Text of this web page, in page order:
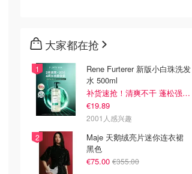
大家都在抢
Rene Furterer 新版小白珠洗发
水 500ml
补货速抢！清爽不干 蓬松强韧秀发
€19.89
2001人感兴趣
Maje 天鹅绒亮片迷你连衣裙
黑色
€75.00 €355.00